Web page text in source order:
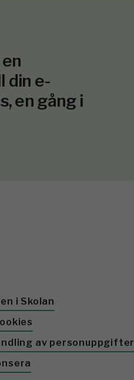
din e-
en gång i
i Skolan
av personuppgifter